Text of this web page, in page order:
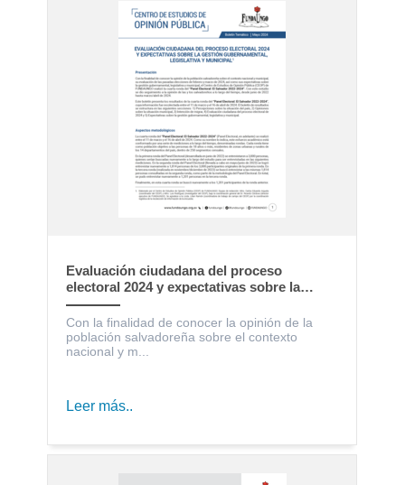
Evaluación ciudadana del proceso
electoral 2024 y expectativas sobre la
gestión gubernamental, legislativa y
municipal
Con la finalidad de conocer la opinión de la
población salvadoreña sobre el contexto
nacional y m...
Leer más..